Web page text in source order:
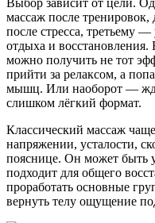
Выбор зависит от цели.
массаж после
после стресса, третьему
отдыха и восстановления.
можно получить не тот
прийти за релаксом, а
мышц. Или наоборот —
слишком лёгкий формат.
Классический массаж
напряжении, усталости,
пояснице. Он может быть
подходит для общего
проработать основные
вернуть телу ощущение